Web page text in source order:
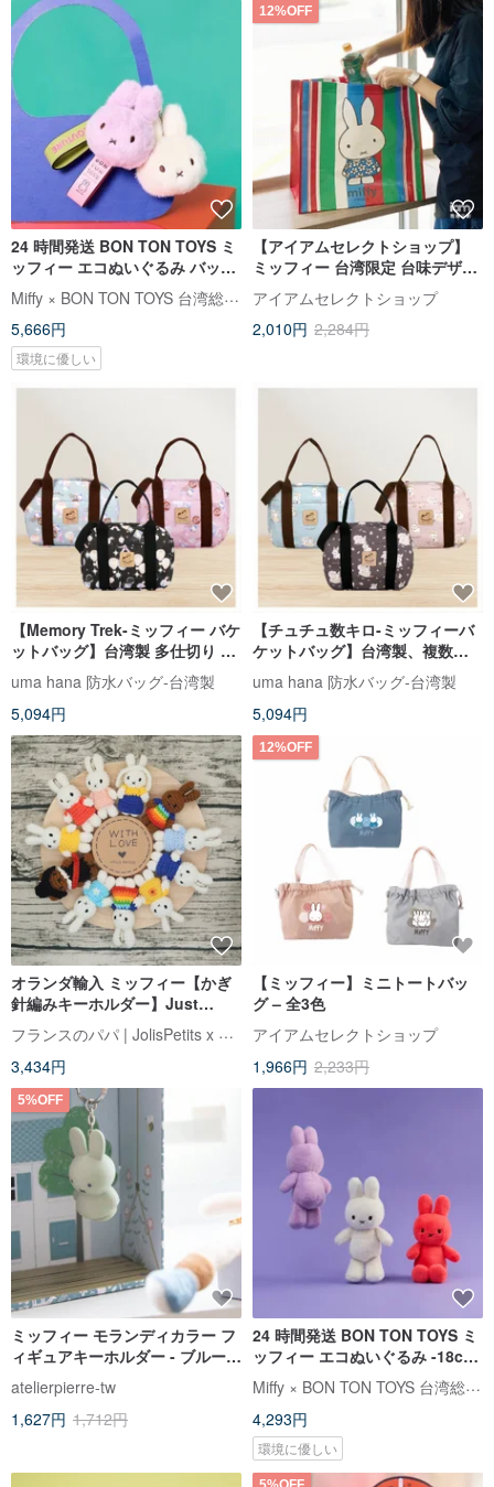
24 時間発送 BON TON TOYS ミ
ッフィー エコぬいぐるみ バック
チャーム – 11cm（2 色）
Miffy × BON TON TOYS 台湾総代理店
5,666円
環境に優しい
12%OFF
【アイアムセレクトショップ】
ミッフィー 台湾限定 台味デザイ
ン 茄芷ショッピングバッグ
アイアムセレクトショップ
2,010円 2,284円
【Memory Trek-ミッフィー バケ
ットバッグ】台湾製 多仕切り 斜
めバック 携帯両用 防水バッグ
uma hana 防水バッグ-台湾製
5,094円
【チュチュ数キロ-ミッフィーバ
ケットバッグ】台湾製、複数の
コンパートメント、斜めのバッ
ク、持ち運び可能な両用防水バ
ッグ
uma hana 防水バッグ-台湾製
5,094円
オランダ輸入 ミッフィー【かぎ
針編みキーホルダー】Just
Dutch 公認正規品
フランスのパパ | JolisPetits x Miffy
3,434円
12%OFF
【ミッフィー】ミニトートバッ
グ – 全3色
アイアムセレクトショップ
1,966円 2,233円
5%OFF
ミッフィー モランディカラー フ
ィギュアキーホルダー - ブルーグ
リーン
atelierpierre-tw
1,627円 1,712円
24 時間発送 BON TON TOYS ミ
ッフィー エコぬいぐるみ -18cm
(3 色)
Miffy × BON TON TOYS 台湾総代理店
4,293円
環境に優しい